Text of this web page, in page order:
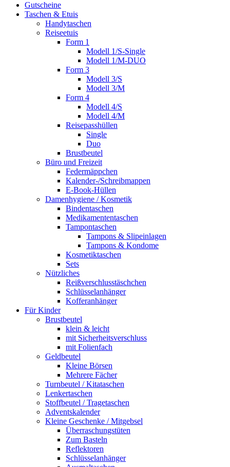
Gutscheine
Taschen & Etuis
Handytaschen
Reiseetuis
Form 1
Modell 1/S-Single
Modell 1/M-DUO
Form 3
Modell 3/S
Modell 3/M
Form 4
Modell 4/S
Modell 4/M
Reisepasshüllen
Single
Duo
Brustbeutel
Büro und Freizeit
Federmäppchen
Kalender-/Schreibmappen
E-Book-Hüllen
Damenhygiene / Kosmetik
Bindentaschen
Medikamententaschen
Tampontaschen
Tampons & Slipeinlagen
Tampons & Kondome
Kosmetiktaschen
Sets
Nützliches
Reißverschlusstäschchen
Schlüsselanhänger
Kofferanhänger
Für Kinder
Brustbeutel
klein & leicht
mit Sicherheitsverschluss
mit Folienfach
Geldbeutel
Kleine Börsen
Mehrere Fächer
Turnbeutel / Kitataschen
Lenkertaschen
Stoffbeutel / Tragetaschen
Adventskalender
Kleine Geschenke / Mitgebsel
Überraschungstüten
Zum Basteln
Reflektoren
Schlüsselanhänger